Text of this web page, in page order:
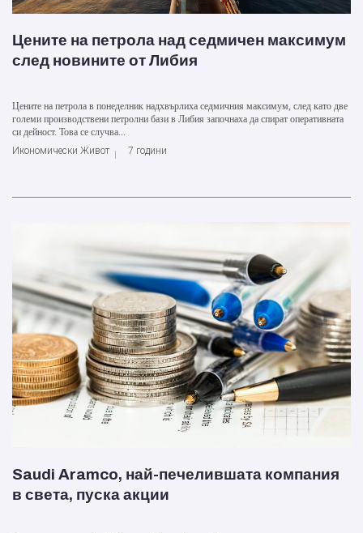
Цените на петрола над седмичен максимум
след новините от Либия
Цените на петрола в понеделник надхвърлиха седмичния максимум, след като две
големи производствени петролни бази в Либия започнаха да спират оперативната
си дейност. Това се случва...
Икономически Живот
7 години
Saudi Aramco, най-печелившата компания
в света, пуска акции